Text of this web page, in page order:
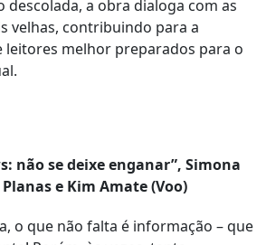
descolada, a obra dialoga com as
velhas, contribuindo para a
leitores melhor preparados para o
não se deixe enganar”, Simona
e Kim Amate (Voo)
o que não falta é informação – que